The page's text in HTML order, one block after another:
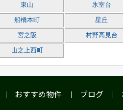
東山 氷室台
船橋本町 星丘
宮之阪 村野高見台
山之上西町
おすすめ物件 ブログ